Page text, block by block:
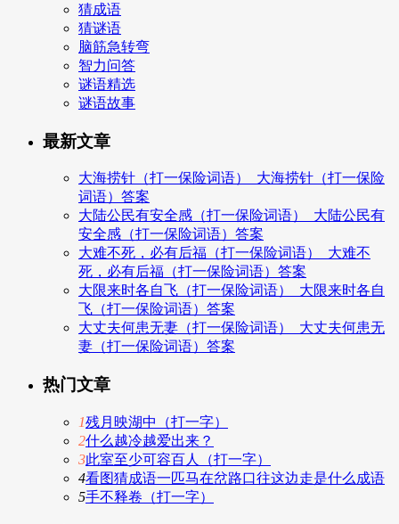
猜成语
猜谜语
脑筋急转弯
智力问答
谜语精选
谜语故事
最新文章
大海捞针（打一保险词语）_大海捞针（打一保险
词语）答案
大陆公民有安全感（打一保险词语）_大陆公民有
安全感（打一保险词语）答案
大难不死，必有后福（打一保险词语）_大难不
死，必有后福（打一保险词语）答案
大限来时各自飞（打一保险词语）_大限来时各自
飞（打一保险词语）答案
大丈夫何患无妻（打一保险词语）_大丈夫何患无
妻（打一保险词语）答案
热门文章
1残月映湖中（打一字）
2什么越冷越爱出来？
3此室至少可容百人（打一字）
4看图猜成语一匹马在岔路口往这边走是什么成语
5手不释卷（打一字）